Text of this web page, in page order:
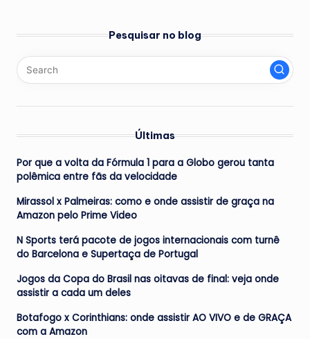
posts
Pesquisar no blog
Últimas
Por que a volta da Fórmula 1 para a Globo gerou tanta
polêmica entre fãs da velocidade
Mirassol x Palmeiras: como e onde assistir de graça na
Amazon pelo Prime Video
N Sports terá pacote de jogos internacionais com turnê
do Barcelona e Supertaça de Portugal
Jogos da Copa do Brasil nas oitavas de final: veja onde
assistir a cada um deles
Botafogo x Corinthians: onde assistir AO VIVO e de GRAÇA
com a Amazon